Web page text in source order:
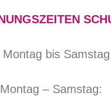
bis
Montag – Samstag: